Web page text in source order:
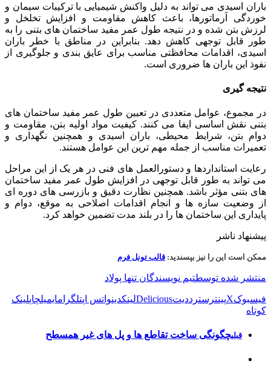
باران اسیدی می تواند به دلیل واکنش شیمیایی با ترکیبات سیمان و
خوردگی آرماتورها، باعث کاهش مقاومت و افزایش تخلخل و
لرزش بتن شده و در نتیجه طول عمر مفید ساختمان های بتنی را به
طور قابل توجهی کاهش دهد. بنابراین در مناطق با خطر باران
اسیدی، اقدامات محافظتی مناسب برای عایق بندی و جلوگیری از
نفوذ این باران ها ضروری است.
نتیجه گیری
در مجموع، عوامل متعددی در تعیین طول عمر مفید ساختمان های
بتنی نقش اساسی ایفا می کنند. کیفیت مواد اولیه بتن، مقاومت و
دوام بتن، شرایط محیطی، باران اسیدی و همچنین نگهداری و
تعمیرات مناسب از جمله مهم ترین این عوامل هستند.
رعایت استانداردها و دستورالعمل های فنی در هر یک از این مراحل
می تواند به طور قابل توجهی در افزایش طول عمر مفید ساختمان
های بتنی مؤثر باشد. همچنین نظارت دقیق و بازرسی های دوره ای
از وضعیت سازه ها و انجام اقدامات اصلاحی به موقع، دوام و
پایداری این ساختمان ها را در بلند مدت تضمین خواهد کرد.
پیشنهاد ناشر
ممکن است این را نیز بپسندید: قالب تونل فرم
منتشر شده توسطتیم نویسندگان تنها پولاد
فیسبوکXپینترسترددیتDeliciousلینکدینواتس اپتلگرامایمیلچاپلینک
کوتاه
قبلیچگونگی ساخت تقاطع ها و پل های غیر همسطح